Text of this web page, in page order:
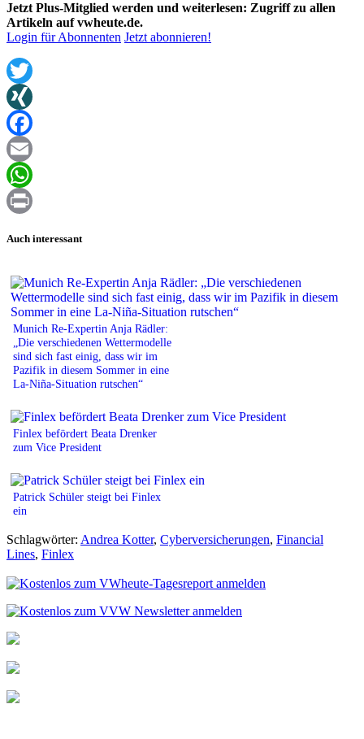
Jetzt Plus-Mitglied werden und weiterlesen: Zugriff zu allen
Artikeln auf vwheute.de.
Login für Abonnenten Jetzt abonnieren!
Twitter
XING
Facebook
Email
WhatsApp
Auch interessant
Munich Re-Expertin Anja Rädler:
„Die verschiedenen Wettermodelle
sind sich fast einig, dass wir im
Pazifik in diesem Sommer in eine
La-Niña-Situation rutschen“
Finlex befördert Beata Drenker
zum Vice President
Patrick Schüler steigt bei Finlex
ein
Schlagwörter: Andrea Kotter, Cyberversicherungen, Financial
Lines, Finlex